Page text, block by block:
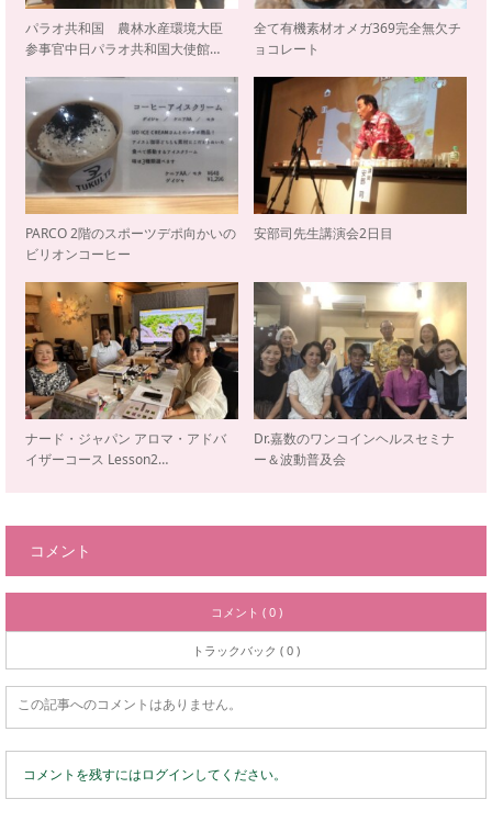
パラオ共和国 農林水産環境大臣
参事官中日パラオ共和国大使館…
全て有機素材オメガ369完全無欠チ
ョコレート
PARCO 2階のスポーツデポ向かいの
ビリオンコーヒー
安部司先生講演会2日目
ナード・ジャパン アロマ・アドバ
イザーコース Lesson2…
Dr.嘉数のワンコインヘルスセミナ
ー＆波動普及会
コメント
コメント ( 0 )
トラックバック ( 0 )
この記事へのコメントはありません。
コメントを残すにはログインしてください。